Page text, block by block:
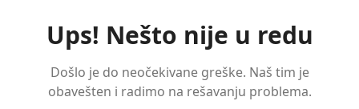
Ups! Nešto nije u redu
Došlo je do neočekivane greške. Naš tim je
obavešten i radimo na rešavanju problema.